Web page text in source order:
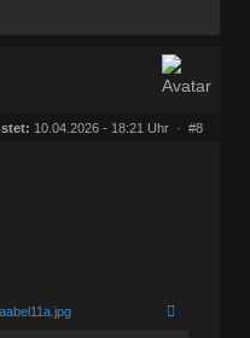
10.04.2026 - 18:21 Uhr · #8